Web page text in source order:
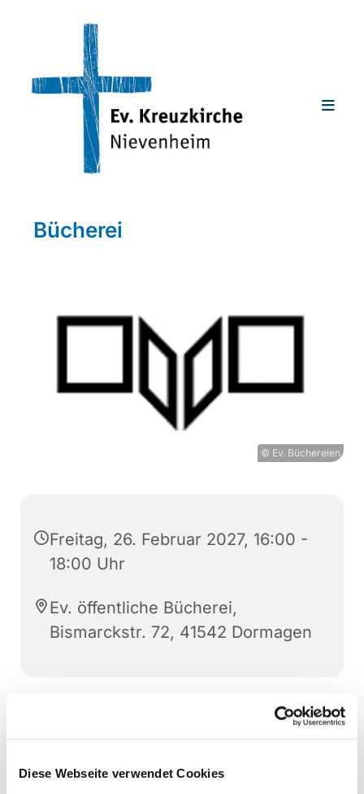
Diese Webseite verwendet Cookies
Bücherei
© Ev. Büchereien
Freitag, 26. Februar 2027, 16:00 -
18:00 Uhr
Ev. öffentliche Bücherei,
Bismarckstr. 72, 41542 Dormagen